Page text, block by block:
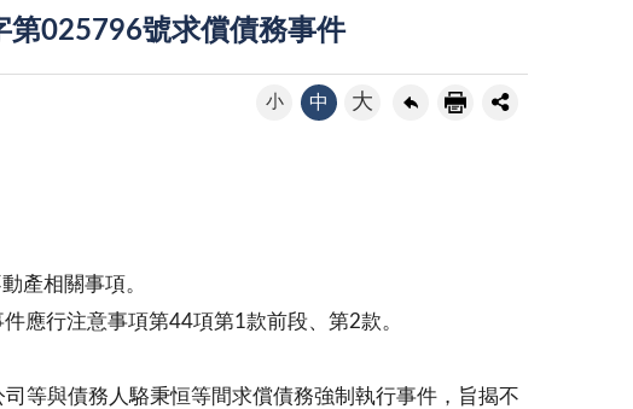
第025796號求償債務事件
小 中 大
產相關事項。
應行注意事項第44項第1款前段、第2款。
等與債務人駱秉恒等間求償債務強制執行事件，旨揭不